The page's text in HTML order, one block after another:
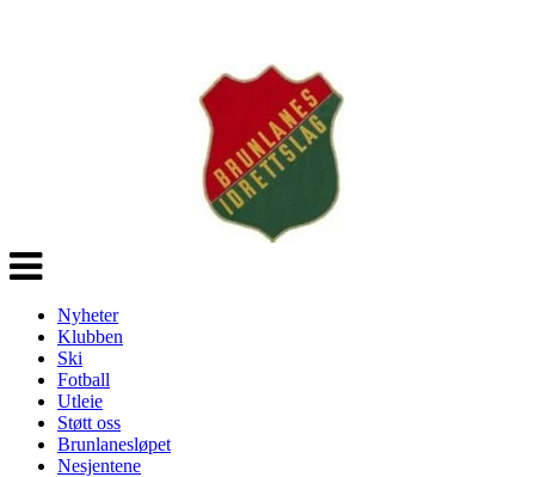
Veksle
navigasjon
Nyheter
Klubben
Ski
Fotball
Utleie
Støtt oss
Brunlanesløpet
Nesjentene